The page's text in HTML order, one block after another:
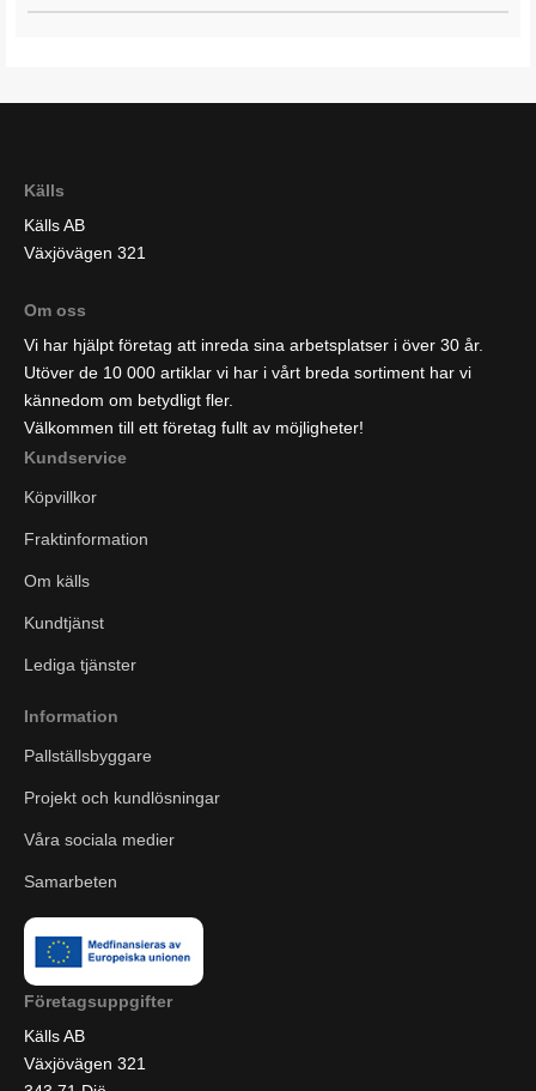
Källs
Källs AB
Växjövägen 321
Om oss
Vi har hjälpt företag att inreda sina arbetsplatser i över 30 år.
Utöver de 10 000 artiklar vi har i vårt breda sortiment har vi
kännedom om betydligt fler.
Välkommen till ett företag fullt av möjligheter!
Kundservice
Köpvillkor
Fraktinformation
Om källs
Kundtjänst
Lediga tjänster
Information
Pallställsbyggare
Projekt och kundlösningar
Våra sociala medier
Samarbeten
Företagsuppgifter
Källs AB
Växjövägen 321